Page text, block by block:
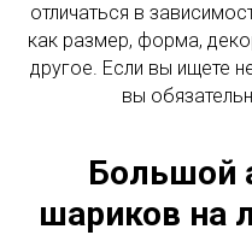
отличаться в
как размер, форма,
другое. Если вы ищете
вы
Большой
шариков на